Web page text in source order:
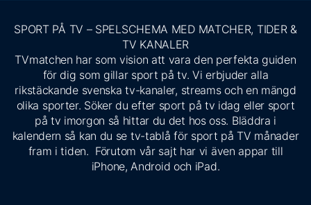
SPORT PÅ TV – SPELSCHEMA MED MATCHER, TIDER &
TV KANALER
TVmatchen har som vision att vara den perfekta guiden
för dig som gillar sport på tv. Vi erbjuder alla
rikstäckande svenska tv-kanaler, streams och en mängd
olika sporter. Söker du efter sport på tv idag eller sport
på tv imorgon så hittar du det hos oss. Bläddra i
kalendern så kan du se tv-tablå för sport på TV månader
fram i tiden. Förutom vår sajt har vi även appar till
iPhone, Android och iPad.